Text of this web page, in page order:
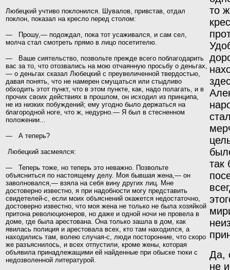
Любецкий учтиво поклонился. Шувалов, привстав, отдал
поклон, показал на кресло перед столом:
— Прошу,— подождал, пока тот усаживался, и сам сел,
молча стал смотреть прямо в лицо посетителю.
— Ваше сиятельство, позвольте прежде всего поблаго­дарить
вас за то, что отозвались на мою отчаянную просьбу о деньгах,
— о деньгах сказал Любецкий с преувеличенной твердостью,
давая понять, что не намерен смущаться или стыдливо
обходить этот пункт, что в этом пункте, как, надо полагать, и в
прочих своих действиях в прошлом, он исходил из принципа,
не из низких побуждений; ему угодно было держаться на
благородной ноге, что ж, недурно.— Я был в стесненном
положении...
— А теперь?
Любецкий засмеялся:
— Теперь тоже, но теперь это неважно. Позвольте
объясниться по настоящему делу. Моя бывшая жена,— он
заволновался,— взяла на себя вину других лиц. Мне
достоверно известно, я при надобности могу представить
свидетелей-с, если моих объяснений окажется недоста­точно,
достоверно известно, что моя жена не только не была хозяйкой
притона революционеров, но даже и одной ночи не провела в
доме, где была арестована. Она только зашла в дом, как
явилась полиция и арестовала всех, кто там находился, а
находились там, волею случая-с, люди посторонние, что скоро
же разъяснилось, и всех отпустили, кроме жены, которая
объявила принадлежа­щими ей найденные при обыске тюки с
недозволенной литературой.
то
так
Да,
не